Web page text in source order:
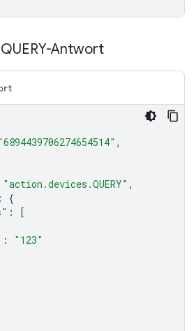
Antwort
,
"action.devices.QUERY" ,
:
{
:
[
:
"123"